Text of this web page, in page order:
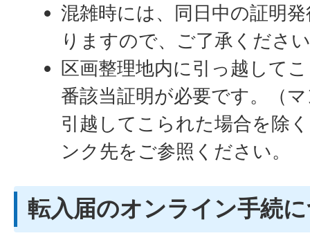
混雑時には、同日中の証明
りますので、ご了承くださ
区画整理地内に引っ越して
番該当証明が必要です。（
引越してこられた場合を除
ンク先をご参照ください。
転入届のオンライン手続